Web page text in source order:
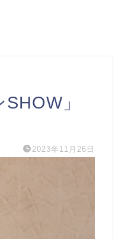
」
2023年11月26日